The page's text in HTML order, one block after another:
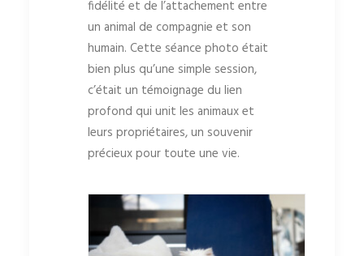
fidélité et de l’attachement entre
un animal de compagnie et son
humain. Cette séance photo était
bien plus qu’une simple session,
c’était un témoignage du lien
profond qui unit les animaux et
leurs propriétaires, un souvenir
précieux pour toute une vie.